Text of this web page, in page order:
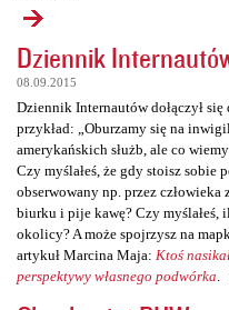
Dziennik
08.09.2015
Dziennik Internautów dołączył się
przykład: „Oburzamy się na
amerykańskich służb, ale co
Czy myślałeś, że gdy stoisz sobie
obserwowany np. przez
biurku i pije kawę? Czy myślałeś,
okolicy? A może spojrzysz na
artykuł Marcina Maja: Ktoś
perspektywy własnego podwórka